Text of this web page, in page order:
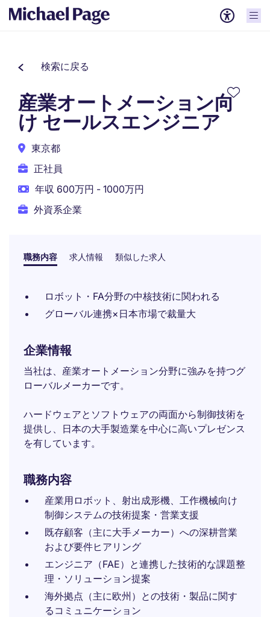
検索に戻る
産業オートメーション向
け セールスエンジニア
東京都
正社員
年収 600万円 - 1000万円
外資系企業
職務内容 求人情報 類似した求人
ロボット・FA分野の中核技術に関われる
グローバル連携×日本市場で裁量大
企業情報
当社は、産業オートメーション分野に強みを持つグ
ローバルメーカーです。
ハードウェアとソフトウェアの両面から制御技術を
提供し、日本の大手製造業を中心に高いプレゼンス
を有しています。
職務内容
産業用ロボット、射出成形機、工作機械向け
制御システムの技術提案・営業支援
既存顧客（主に大手メーカー）への深耕営業
および要件ヒアリング
エンジニア（FAE）と連携した技術的な課題整
理・ソリューション提案
海外拠点（主に欧州）との技術・製品に関す
るコミュニケーション